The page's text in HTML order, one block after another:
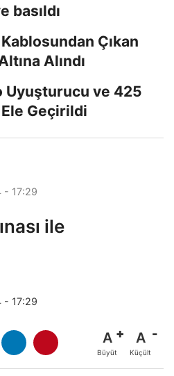
basıldı
Çıkan
Alındı
Uyuşturucu ve 425
Geçirildi
- 17:29
ile
- 17:29
A
Büyüt
A
Küçült